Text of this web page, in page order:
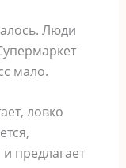
Люди
мало.
ловко
предлагает